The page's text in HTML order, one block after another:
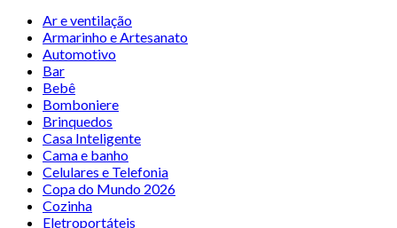
Ar e ventilação
Armarinho e Artesanato
Automotivo
Bar
Bebê
Bomboniere
Brinquedos
Casa Inteligente
Cama e banho
Celulares e Telefonia
Copa do Mundo 2026
Cozinha
Eletroportáteis